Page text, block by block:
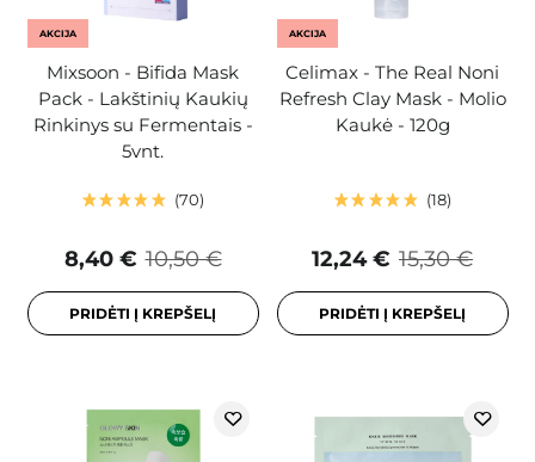
AKCIJA
Mixsoon - Bifida Mask
Pack - Lakštinių Kaukių
Rinkinys su Fermentais -
5vnt.
70
10,50 €
8,40 €
PRIDĖTI Į KREPŠELĮ
AKCIJA
Celimax - The Real Noni
Refresh Clay Mask - Molio
Kaukė - 120g
18
15,30 €
12,24 €
PRIDĖTI Į KREPŠELĮ